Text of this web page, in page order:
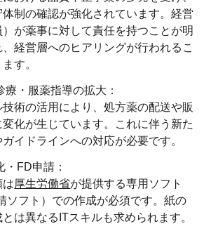
体制の確認が強化されています。経営
）が薬事に対して責任を持つことが明
経営層へのヒアリングが行われるこ
す。
療・服薬指導の拡大：
技術の活用により、処方薬の配送や販
化が生じています。これに伴う新た
イドラインへの対応が必要です。
・FD申請：
は厚生労働省が提供する専用ソフト
ソフト）での作成が必須です。紙の
は異なるITスキルも求められます。